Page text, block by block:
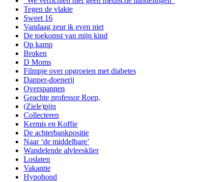
Tegen de vlakte
Sweet 16
Vandaag zeur ik even niet
De toekomst van mijn kind
Op kamp
Broken
D Moms
Filmpje over opgroeien met diabetes
Dapper-doenerij
Overspannen
Geachte professor Roep,
(Ziele)pijn
Collecteren
Kermis en Koffie
De achterbankpositie
Naar ‘de middelbare’
Wandelende alvleesklier
Loslaten
Vakantie
Hypohond